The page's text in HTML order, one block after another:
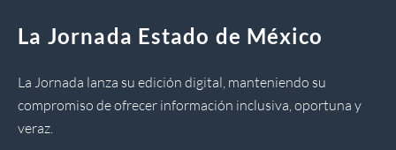
La Jornada Estado de México
La Jornada lanza su edición digital, manteniendo su
compromiso de ofrecer información inclusiva, oportuna y
veraz.